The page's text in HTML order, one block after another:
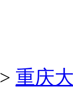
> 重庆